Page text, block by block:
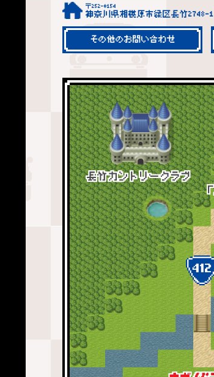
〒252-0154
神奈川県相模原市緑区長竹2748-1
その他のお問い合わせ